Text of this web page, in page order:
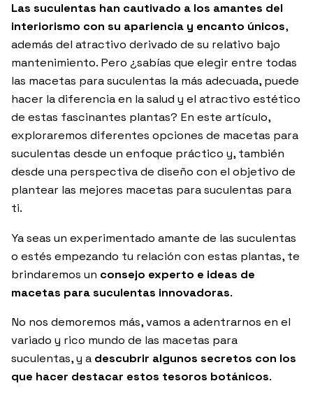
Las suculentas han cautivado a los amantes del
interiorismo con su apariencia y encanto únicos,
además del atractivo derivado de su relativo bajo
mantenimiento. Pero ¿sabías que elegir entre todas
las macetas para suculentas la más adecuada, puede
hacer la diferencia en la salud y el atractivo estético
de estas fascinantes plantas? En este artículo,
exploraremos diferentes opciones de macetas para
suculentas desde un enfoque práctico y, también
desde una perspectiva de diseño con el objetivo de
plantear las mejores macetas para suculentas para
ti.
Ya seas un experimentado amante de las suculentas
o estés empezando tu relación con estas plantas, te
brindaremos un consejo experto e ideas de
macetas para suculentas innovadoras.
No nos demoremos más, vamos a adentrarnos en el
variado y rico mundo de las macetas para
suculentas, y a descubrir algunos secretos con los
que hacer destacar estos tesoros botánicos.